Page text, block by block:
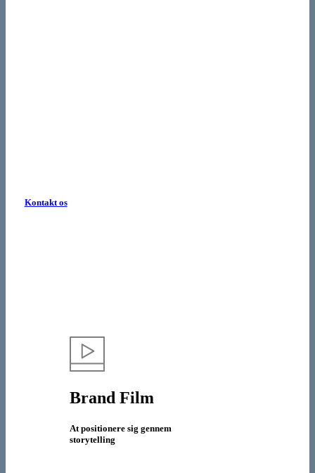
Kontakt os
Brand Film
At positionere sig gennem
storytelling